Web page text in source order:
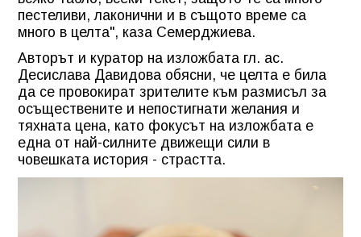
пестеливи, лаконични и в същото време са
много в целта", каза Семерджиева.
Авторът и куратор на изложбата гл. ас.
Десислава Давидова обясни, че целта е била
да се провокират зрителите към размисъл за
осъществените и непостигнати желания и
тяхната цена, като фокусът на изложбата е
една от най-силните движещи сили в
човешката история - страстта.